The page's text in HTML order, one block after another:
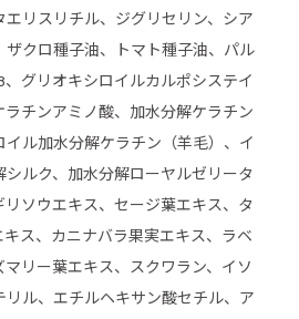
リスリチル、ジグリセリン、シア
クロ種子油、トマト種子油、パル
、グリオキシロイルカルポシステイ
ラチンアミノ酸、加水分解ケラチン
イル加水分解ケラチン（羊毛）、イ
ルク、加水分解ローヤルゼリータ
ソウエキス、セージ葉エキス、タ
ス、カニナバラ果実エキス、ラベ
リー葉エキス、スクワラン、イソ
ル、エチルヘキサン酸セチル、ア